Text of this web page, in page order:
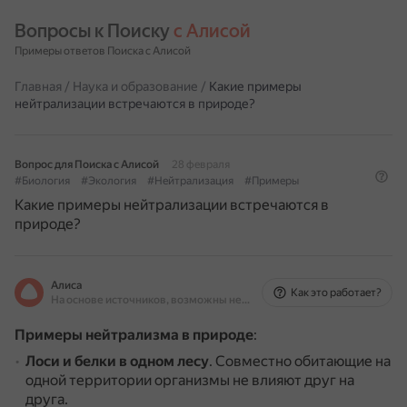
Вопросы к Поиску с Алисой
Примеры ответов Поиска с Алисой
Главная / Наука и образование / Какие примеры
нейтрализации встречаются в природе?
Вопрос для Поиска с Алисой
28 февраля
#Биология
#Экология #Нейтрализация #Примеры
Какие примеры нейтрализации встречаются в
природе?
Алиса
На основе источников, возможны неточности
Как это работает?
Примеры нейтрализма в природе:
Лоси и белки в одном лесу. Совместно обитающие на
одной территории организмы не влияют друг на
друга.